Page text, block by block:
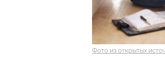
Фото из открытых